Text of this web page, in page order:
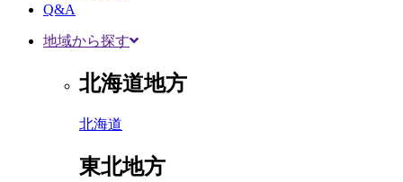
Q&A
地域から探す
北海道地方
北海道
東北地方